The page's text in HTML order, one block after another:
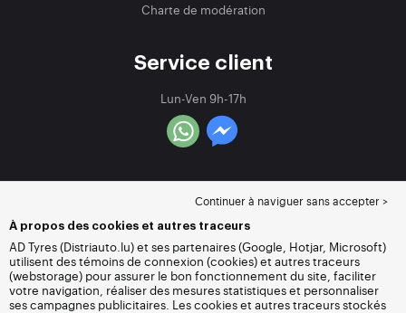
Charte de modération
Service client
Lun-Ven 9h-17h
Continuer à naviguer sans accepter >
À propos des cookies et autres traceurs
AD Tyres (Distriauto.lu) et ses partenaires (Google, Hotjar, Microsoft)
utilisent des témoins de connexion (cookies) et autres traceurs
(webstorage) pour assurer le bon fonctionnement du site, faciliter
votre navigation, réaliser des mesures statistiques et personnaliser
ses campagnes publicitaires. Les cookies et autres traceurs stockés